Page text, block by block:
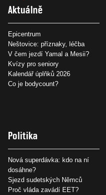
Aktuálně
Epicentrum
Neštovice: příznaky, léčba
V čem jezdí Yamal a Mesii?
Kvízy pro seniory
Kalendář úplňků 2026
Co je bodycount?
Politika
Nová superdávka: kdo na ní
dosáhne?
Sjezd sudetských Němců
Proč vláda zavádí EET?